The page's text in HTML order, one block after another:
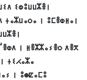
ⵉⵀⵓⵡⵡⵣⴻⵏ
ⵜⴰⵣⵡⴰⵔⴰ ⵏ ⵓⵎⴻⵀⵍⴰⵏ
ⵏ ⵍⴻⵣⵣⴰⵢⴻⵔ ⴷⴻⴳ
ⵜⵉⵃⴰⵣⴰ
ⵏ ⵓⵙⵇⴰⵎⵓ